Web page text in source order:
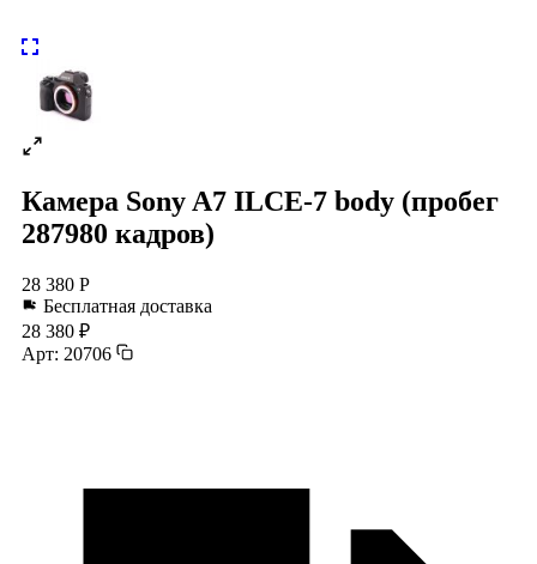
Камера Sony A7 ILCE-7 body (пробег
287980 кадров)
28 380 Р
Бесплатная доставка
28 380 ₽
Арт: 20706